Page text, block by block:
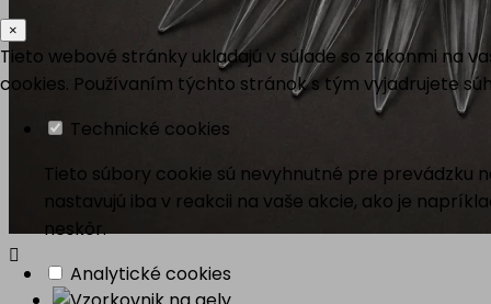

×
Tieto webové stránky ukladajú v súlade so zákonmi na
cookies. Používaním týchto stránok s tým vyjadrujete
Technické cookies
Tieto súbory cookie sú nevyhnutné pre prevádzku
nastavujú iba v reakcii na vaše akcie, ako je
neskôr.
Analytické cookies